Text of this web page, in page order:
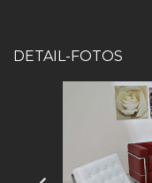
DETAIL-FOTOS